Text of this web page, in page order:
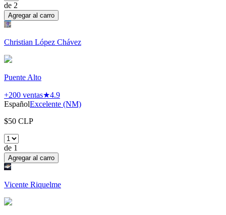
de 2
Agregar al carro
Christian López Chávez
Puente Alto
+200 ventas★4.9
EspañolExcelente (NM)
$50 CLP
de 1
Agregar al carro
Vicente Riquelme